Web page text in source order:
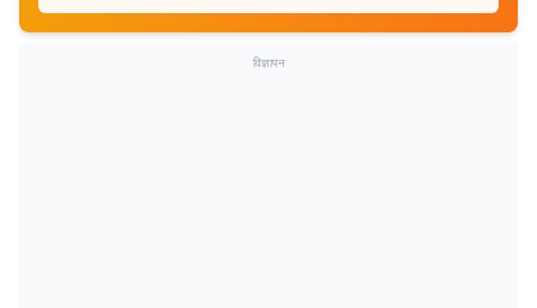
विज्ञापन